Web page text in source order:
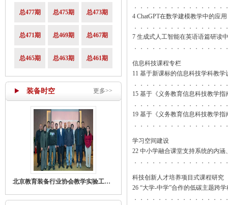
总477期 总475期 总473期
总471期 总469期 总467期
总465期 总463期 总461期
装备时空 更多>>
北京教育装备行业协会教学实验工作部召开主任工作会议
．．．．．．．．．．．．．．
4 ChatGPT在数学建模教学中的应用
．．．．．．．．．．．．．．
7 生成式人工智能在英语语篇研读
．．．．．．．．．．．．．．
信息科技课程专栏
11 基于新课标的信息科技学科教学
．．．．．．．．．．．．．．
15 基于《义务教育信息科技教学
．．．．．．．．．．．．．．
19 基于《义务教育信息科技教学
．．．．．．．．．．．．．．
学习空间建设
22 中小学融合课堂支持系统的内涵
．．．．．．．．．．．．．．
科技创新人才培养项目式课程研究
26 “大学-中学”合作的低碳主题跨
．．．．．．．．．．．．．．